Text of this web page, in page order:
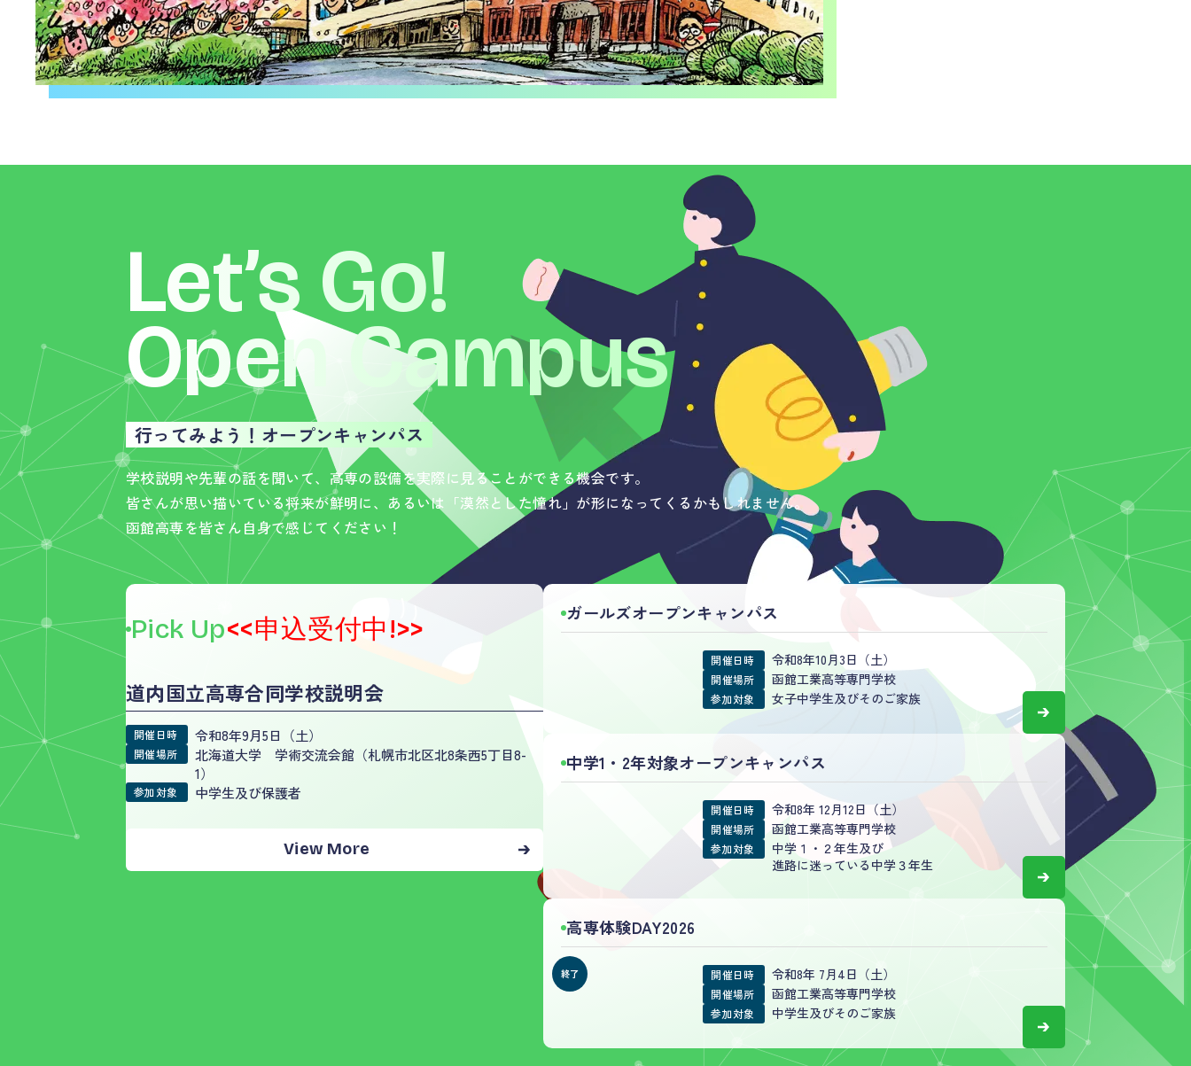
Let’s Go!
OpenCampus
行ってみよう！オープンキャンパス
学校説明や先輩の話を聞いて、高専の設備を実際に見ることができる機会です。
皆さんが思い描いている将来が鮮明に、あるいは「漠然とした憧れ」が形になってくるかもしれません。
函館高専を皆さん自身で感じてください！
Pick Up<<申込受付中!>>
道内国立高専合同学校説明会
開催日時 令和8年9月5日（土）
開催場所
北海道大学 学術交流会館（札幌市北区北8条西5丁目8-
1）
参加対象 中学生及び保護者
View More
ガールズオープンキャンパス
開催日時 令和8年10月3日（土）
開催場所 函館工業高等専門学校
参加対象 女子中学生及びそのご家族
中学1・2年対象オープンキャンパス
開催日時 令和8年 12月12日（土）
開催場所 函館工業高等専門学校
参加対象
中学１・２年生及び
進路に迷っている中学３年生
高専体験DAY2026
開催日時 令和8年 7月4日（土）
開催場所 函館工業高等専門学校
参加対象 中学生及びそのご家族